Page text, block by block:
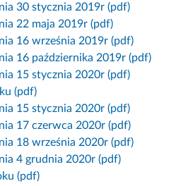
30 stycznia 2019r (pdf)
22 maja 2019r (pdf)
16 września 2019r (pdf)
16 października 2019r (pdf)
15 stycznia 2020r (pdf)
(pdf)
15 stycznia 2020r (pdf)
17 czerwca 2020r (pdf)
18 września 2020r (pdf)
4 grudnia 2020r (pdf)
(pdf)